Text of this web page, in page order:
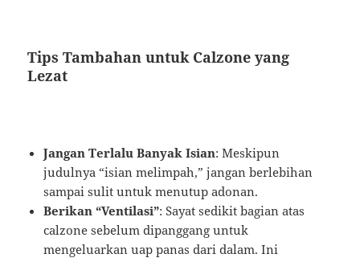
Tips Tambahan untuk Calzone yang
Lezat
Jangan Terlalu Banyak Isian: Meskipun
judulnya “isian melimpah,” jangan berlebihan
sampai sulit untuk menutup adonan.
Berikan “Ventilasi”: Sayat sedikit bagian atas
calzone sebelum dipanggang untuk
mengeluarkan uap panas dari dalam. Ini